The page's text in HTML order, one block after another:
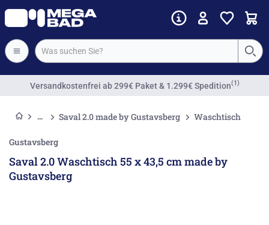
Versandkostenfrei ab 299€ Paket & 1.299€ Spedition(1)
Saval 2.0 made by Gustavsberg Waschtisch
Gustavsberg
Saval 2.0 Waschtisch 55 x 43,5 cm made by
Gustavsberg